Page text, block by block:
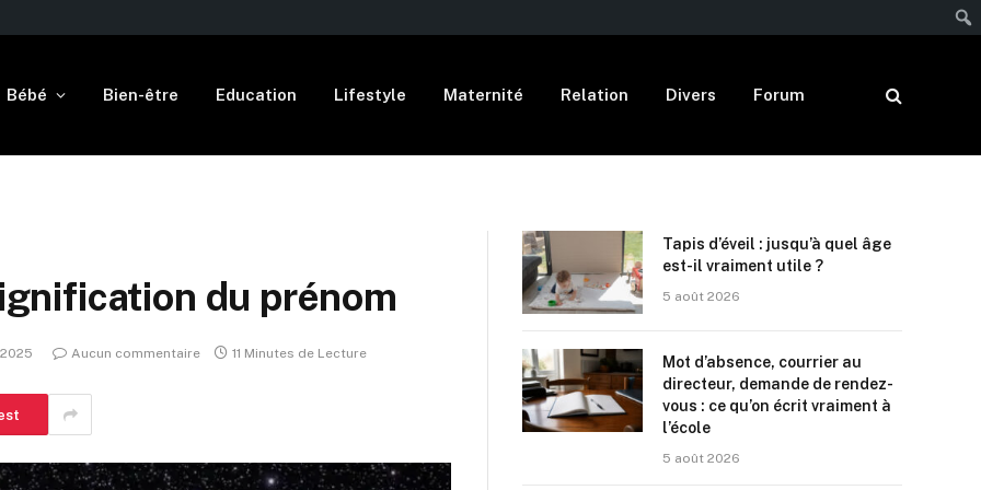
Bébé Bien-être Education Lifestyle Maternité Relation Divers Forum
du prénom
Aucun commentaire 11 Minutes de Lecture
Tapis d’éveil : jusqu’à quel âge
est-il vraiment utile ?
5 août 2026
Mot d’absence, courrier au
directeur, demande de rendez-
vous : ce qu’on écrit vraiment à
l’école
5 août 2026